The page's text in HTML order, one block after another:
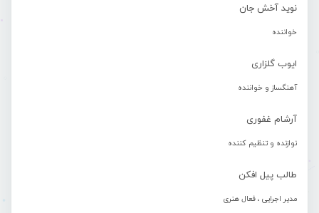
نوید آخش جان
خواننده
ایوب گلزاری
آهنگساز و خواننده
آرشام غفوری
نوازنده و تنظیم کننده
طالب پیل افکن
مدیر اجرایی ، فعال هنری